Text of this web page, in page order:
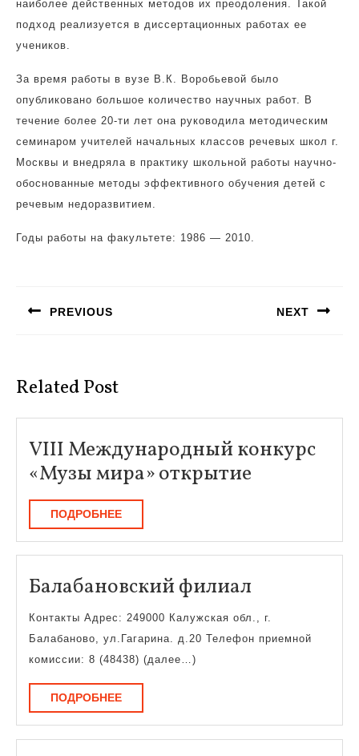
наиболее действенных методов их преодоления. Такой
подход реализуется в диссертационных работах ее
учеников.
За время работы в вузе В.К. Воробьевой было
опубликовано большое количество научных работ. В
течение более 20-ти лет она руководила методическим
семинаром учителей начальных классов речевых школ г.
Москвы и внедряла в практику школьной работы научно-
обоснованные методы эффективного обучения детей с
речевым недоразвитием.
Годы работы на факультете: 1986 — 2010.
записям
PREVIOUS NEXT
Related Post
VIII Международный конкурс
«Музы мира» открытие
«Музы
ПОДРОБНЕЕПОДРОБНЕЕ
Балабановский филиал
филиал
Контакты Адрес: 249000 Калужская обл., г.
Балабаново, ул.Гагарина. д.20 Телефон приемной
комиссии: 8 (48438) (далее…)
ПОДРОБНЕЕПОДРОБНЕЕ